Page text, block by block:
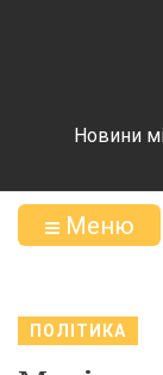
Новини
Меню
ПОЛІТИКА